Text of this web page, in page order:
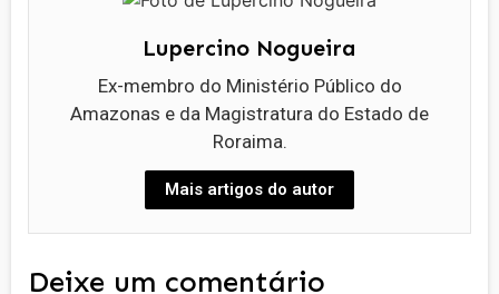
Lupercino Nogueira
Ex-membro do Ministério Público do
Amazonas e da Magistratura do Estado de
Roraima.
Mais artigos do autor
Deixe um comentário